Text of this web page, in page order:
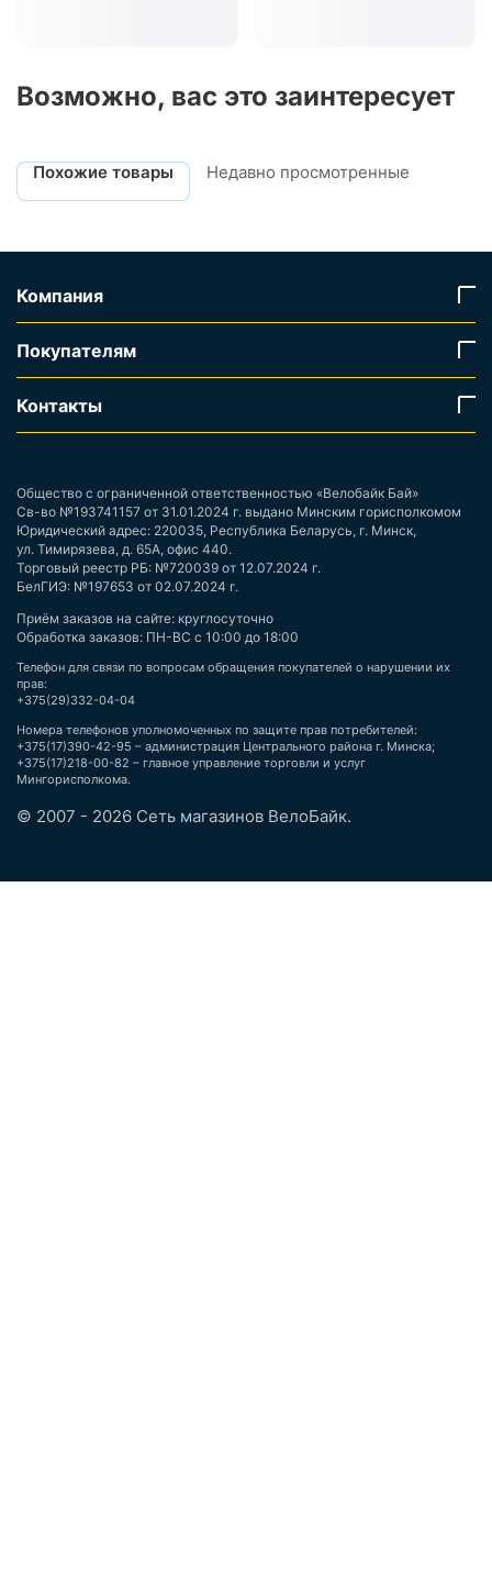
Возможно, вас это заинтересует
Похожие товары Недавно просмотренные
Компания
Покупателям
Контакты
Общество с ограниченной ответственностью «Велобайк Бай»
Св-во №193741157 от 31.01.2024 г. выдано Минским горисполкомом
Юридический адрес: 220035, Республика Беларусь, г. Минск,
ул. Тимирязева, д. 65А, офис 440.
Торговый реестр РБ: №720039 от 12.07.2024 г.
БелГИЭ: №197653 от 02.07.2024 г.
Приём заказов на сайте: круглосуточно
Обработка заказов: ПН-ВС с 10:00 до 18:00
Телефон для связи по вопросам обращения покупателей о нарушении их
прав:
+375(29)332-04-04
Номера телефонов уполномоченных по защите прав потребителей:
+375(17)390-42-95 – администрация Центрального района г. Минска;
+375(17)218-00-82 – главное управление торговли и услуг
Мингорисполкома.
© 2007 - 2026 Сеть магазинов ВелоБайк.